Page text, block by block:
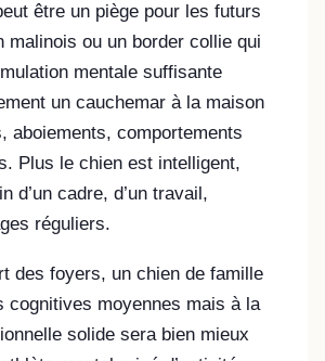
être un piège pour les futurs
malinois ou un border collie qui
mentale suffisante
un cauchemar à la maison
aboiements, comportements
Plus le chien est intelligent,
d’un cadre, d’un travail,
réguliers.
des foyers, un chien de famille
cognitives moyennes mais à la
solide sera bien mieux